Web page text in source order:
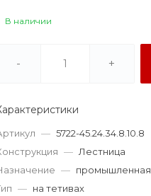
В наличии
- +
— 5722-45.24.34.8.10.8
— Лестница
— промышленная
— на тетивах